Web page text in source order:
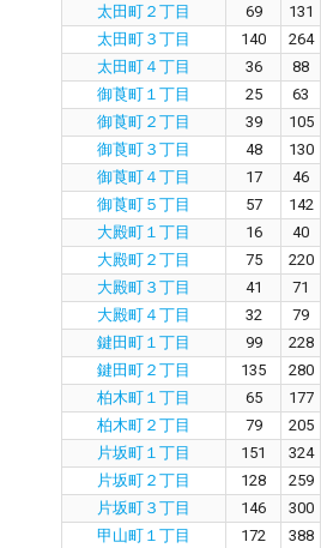
太田町２丁目
69 131
太田町３丁目
140 264
太田町４丁目
36 88
御莨町１丁目
25 63
御莨町２丁目
39 105
御莨町３丁目
48 130
御莨町４丁目
17 46
御莨町５丁目
57 142
大殿町１丁目
16 40
大殿町２丁目
75 220
大殿町３丁目
41 71
大殿町４丁目
32 79
鍵田町１丁目
99 228
鍵田町２丁目
135 280
柏木町１丁目
65 177
柏木町２丁目
79 205
片坂町１丁目
151 324
片坂町２丁目
128 259
片坂町３丁目
146 300
甲山町１丁目
172 388